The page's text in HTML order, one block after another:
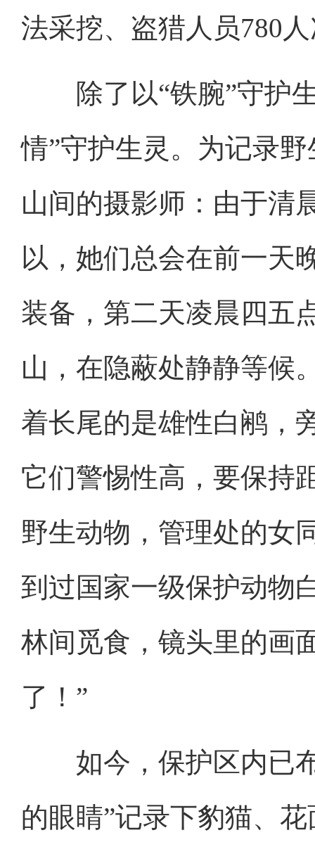
法采挖、盗猎人员780
除了以“铁腕”守护生
情”守护生灵。为记录
山间的摄影师：由于清
以，她们总会在前一天
装备，第二天凌晨四五
山，在隐蔽处静静等候
着长尾的是雄性白鹇，
它们警惕性高，要保持
野生动物，管理处的女
到过国家一级保护动物
林间觅食，镜头里的画
了！”
如今，保护区内已布
的眼睛”记录下豹猫、